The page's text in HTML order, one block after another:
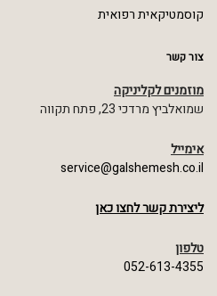
קוסמטיקאית רפואית
צור קשר
מוזמנים לקליניקה
שמואלביץ מרדכי 23, פתח תקווה
אימייל
service@galshemesh.co.il
ליצירת קשר לחצו כאן
טלפון
052-613-4355